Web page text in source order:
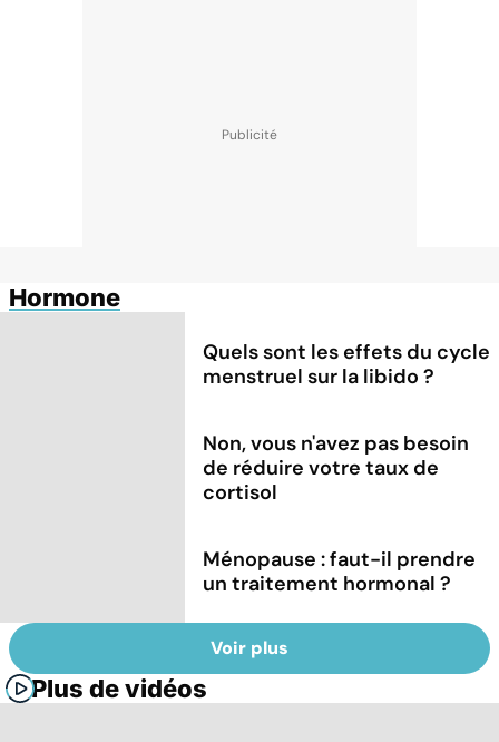
Hormone
Quels sont les effets du cycle
menstruel sur la libido ?
Non, vous n'avez pas besoin
de réduire votre taux de
cortisol
Ménopause : faut-il prendre
un traitement hormonal ?
Voir plus
Plus de vidéos